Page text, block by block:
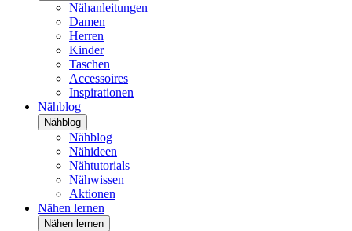
Nähanleitungen
Damen
Herren
Kinder
Taschen
Accessoires
Inspirationen
Nähblog
Nähblog
Nähblog
Nähideen
Nähtutorials
Nähwissen
Aktionen
Nähen lernen
Nähen lernen